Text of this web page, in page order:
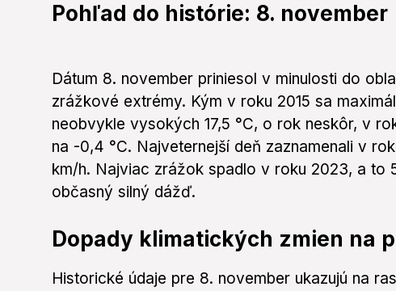
Pohľad do histórie: 8. november
Dátum 8. november priniesol v minulosti do
zrážkové extrémy. Kým v roku 2015 sa
neobvykle vysokých 17,5 °C, o rok neskôr, v
na -0,4 °C. Najveternejší deň zaznamenali v
km/h. Najviac zrážok spadlo v roku 2023, a to
občasný silný dážď.
Dopady klimatických zmien na
Historické údaje pre 8. november ukazujú na